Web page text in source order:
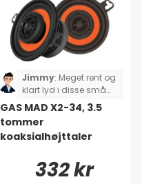
Jimmy: Meget rent og
klart lyd i disse små
3,5'ere, stort løft i
forhold til kaffefiltrene,
der sad i dørene før.
GAS MAD X2-34, 3.5
tommer
koaksialhøjttaler
332 kr